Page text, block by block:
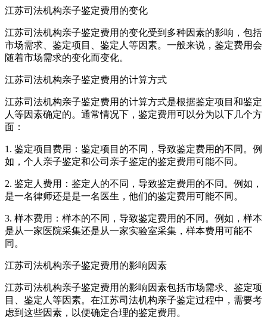
江苏司法机构亲子鉴定费用的变化
江苏司法机构亲子鉴定费用的变化受到多种因素的影响，包括
市场需求、鉴定项目、鉴定人等因素。一般来说，鉴定费用会
随着市场需求的变化而变化。
江苏司法机构亲子鉴定费用的计算方式
江苏司法机构亲子鉴定费用的计算方式是根据鉴定项目和鉴定
人等因素确定的。通常情况下，鉴定费用可以分为以下几个方
面：
1. 鉴定项目费用：鉴定项目的不同，导致鉴定费用的不同。例
如，个人亲子鉴定和公司亲子鉴定的鉴定费用可能不同。
2. 鉴定人费用：鉴定人的不同，导致鉴定费用的不同。例如，
是一名律师还是是一名医生，他们的鉴定费用可能不同。
3. 样本费用：样本的不同，导致鉴定费用的不同。例如，样本
是从一家医院采集还是从一家实验室采集，样本费用可能不
同。
江苏司法机构亲子鉴定费用的影响因素
江苏司法机构亲子鉴定费用的影响因素包括市场需求、鉴定项
目、鉴定人等因素。在江苏司法机构亲子鉴定过程中，需要考
虑到这些因素，以便确定合理的鉴定费用。